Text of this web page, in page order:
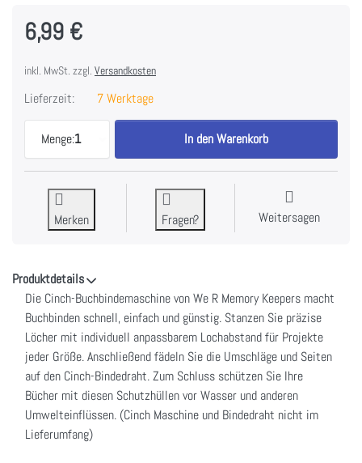
6,99 €
inkl. MwSt. zzgl. Versandkosten
Lieferzeit: 7 Werktage
Menge:1
We R Memory Keepers Cinch Page Protectors
In den Warenkorb
Merken Fragen? Weitersagen
Produktdetails
Die Cinch-Buchbindemaschine von We R Memory Keepers macht
Buchbinden schnell, einfach und günstig. Stanzen Sie präzise
Löcher mit individuell anpassbarem Lochabstand für Projekte
jeder Größe. Anschließend fädeln Sie die Umschläge und Seiten
auf den Cinch-Bindedraht. Zum Schluss schützen Sie Ihre
Bücher mit diesen Schutzhüllen vor Wasser und anderen
Umwelteinflüssen. (Cinch Maschine und Bindedraht nicht im
Lieferumfang)